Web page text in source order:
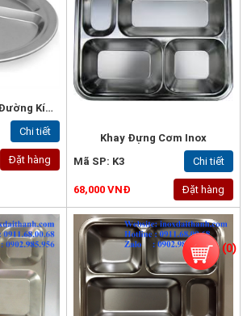
Khay Tròn Inox K4 (Đường Kính 26.5cm) - Inox 304
Chi tiết
Đặt hàng
Khay Đựng Cơm Inox
Mã SP: K3
Chi tiết
68,000 VNĐ Đặt hàng
(0)